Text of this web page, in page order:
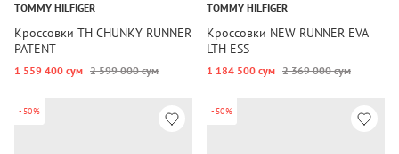
TOMMY HILFIGER
Кроссовки TH CHUNKY RUNNER
PATENT
1 559 400 сум 2 599 000 сум
TOMMY HILFIGER
Кроссовки NEW RUNNER EVA
LTH ESS
1 184 500 сум 2 369 000 сум
-50% -50%